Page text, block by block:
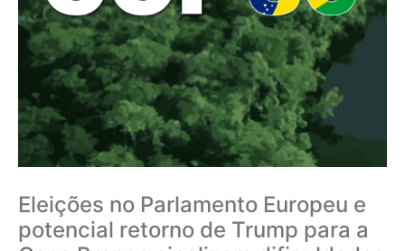
Eleições no Parlamento Europeu e
potencial retorno de Trump para a